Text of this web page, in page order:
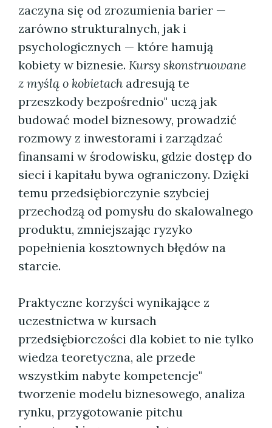
zaczyna się od zrozumienia barier —
zarówno strukturalnych, jak i
psychologicznych — które hamują
kobiety w biznesie. Kursy skonstruowane
z myślą o kobietach adresują te
przeszkody bezpośrednio" uczą jak
budować model biznesowy, prowadzić
rozmowy z inwestorami i zarządzać
finansami w środowisku, gdzie dostęp do
sieci i kapitału bywa ograniczony. Dzięki
temu przedsiębiorczynie szybciej
przechodzą od pomysłu do skalowalnego
produktu, zmniejszając ryzyko
popełnienia kosztownych błędów na
starcie.
Praktyczne korzyści wynikające z
uczestnictwa w kursach
przedsiębiorczości dla kobiet to nie tylko
wiedza teoretyczna, ale przede
wszystkim nabyte kompetencje"
tworzenie modelu biznesowego, analiza
rynku, przygotowanie pitchu